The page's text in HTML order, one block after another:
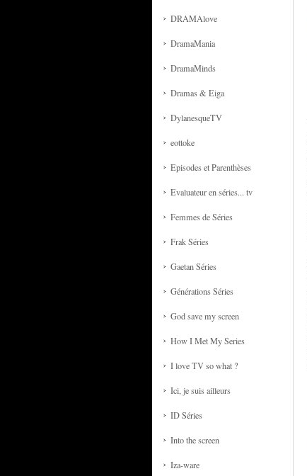
DRAMAlove
DramaMania
DramaMinds
Dramas & Eiga
DylanesqueTV
eottoke
Episodes et Parenthèses
Evaluateur en séries... tv
Femmes de Séries
Frak Séries
Gaetan Séries
Générations Séries
God save my screen
How I Met My Series
I love TV so what ?
Ici, je suis ailleurs
ID Séries
Into the screen
Iza-ware